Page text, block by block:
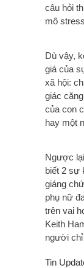
câu hỏi
mô
Dù vậy,
giá của
xã hội:
giác
của con
hay một
Ngược
biết 2 sự
giáng
phụ nữ
trên vai
Keith
người chỉ
Tin